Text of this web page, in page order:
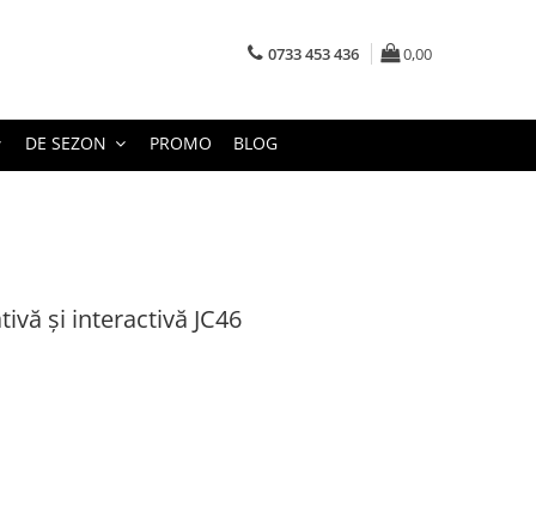
0733 453 436 0,00
DE SEZON PROMO BLOG
și interactivă JC46